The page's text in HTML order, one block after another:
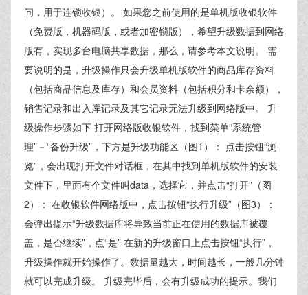
问，用于连锁收银）。 如果您之前使用的是单机版收银软件
（免费版，机器码版，或者加密锁版），希望升级数据到网络
版有，实现多台电脑共享数据，那么，请参考本文说明。 需
要说明的是，升级操作只会升级单机版软件的商品库存资料
（包括商品信息及库存）和会员资料（包括积分和卡余额），
销售记录和出入库记录及其它记录无法升级到网络版中。 升
级操作步骤如下 打开网络版收银软件，找到菜单“系统管
理”－“备份升级”，下方是升级功能区（图1）： 点击按钮“浏
览”，会出现打开文件对话框，在其中找到单机版软件的安装
文件下，里面有个文件叫data，选择它，并点击“打开”（图
2）： 在收银软件网络版中，点击按钮“执行升级”（图3）：
会弹出提示“升级数据库将导致当前正在使用的数据库被覆
盖，是否继续”，点“是” 在新的升级窗口上点击按钮“执行”，
升级操作就开始操作了。数据量越大，时间越长，一般几分钟
就可以完成升级。 升级完毕后，会有升级成功的提示。我们